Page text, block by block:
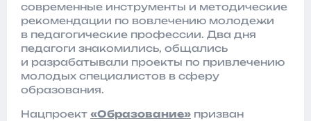
современные инструменты и методические
рекомендации по вовлечению молодежи
в педагогические профессии. Два дня
педагоги знакомились, общались
и разрабатывали проекты по привлечению
молодых специалистов в сферу
образования.
Нацпроект «Образование» призван